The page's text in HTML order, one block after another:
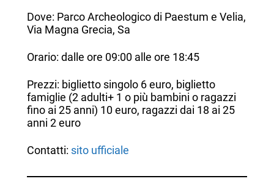
Dove: Parco Archeologico di Paestum e Velia,
Via Magna Grecia, Sa
Orario: dalle ore 09:00 alle ore 18:45
Prezzi: biglietto singolo 6 euro, biglietto
famiglie (2 adulti+ 1 o più bambini o ragazzi
fino ai 25 anni) 10 euro, ragazzi dai 18 ai 25
anni 2 euro
Contatti: sito ufficiale